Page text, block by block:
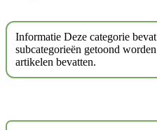
Informatie Deze categorie
subcategorieën getoond
artikelen bevatten.